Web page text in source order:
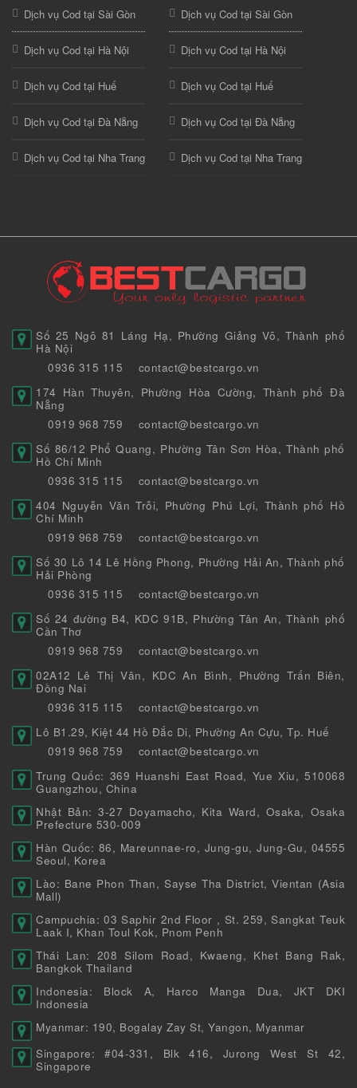
Dịch vụ Cod tại Sài Gòn
Dịch vụ Cod tại Hà Nội
Dịch vụ Cod tại Huế
Dịch vụ Cod tại Đà Nẵng
Dịch vụ Cod tại Nha Trang
Dịch vụ Cod tại Sài Gòn
Dịch vụ Cod tại Hà Nội
Dịch vụ Cod tại Huế
Dịch vụ Cod tại Đà Nẵng
Dịch vụ Cod tại Nha Trang
Số 25 Ngõ 81 Láng Hạ, Phường Giảng Võ, Thành phố
Hà Nội
0936 315 115
contact@bestcargo.vn
174 Hàn Thuyên, Phường Hòa Cường, Thành phố Đà
Nẵng
0919 968 759
contact@bestcargo.vn
Số 86/12 Phổ Quang, Phường Tân Sơn Hòa, Thành phố
Hồ Chí Minh
0936 315 115
contact@bestcargo.vn
404 Nguyễn Văn Trỗi, Phường Phú Lợi, Thành phố Hồ
Chí Minh
0919 968 759
contact@bestcargo.vn
Số 30 Lô 14 Lê Hồng Phong, Phường Hải An, Thành phố
Hải Phòng
0936 315 115
contact@bestcargo.vn
Số 24 đường B4, KDC 91B, Phường Tân An, Thành phố
Cần Thơ
0919 968 759
contact@bestcargo.vn
02A12 Lê Thị Vân, KDC An Bình, Phường Trấn Biên,
Đồng Nai
0936 315 115
contact@bestcargo.vn
Lô B1.29, Kiệt 44 Hồ Đắc Di, Phường An Cựu, Tp. Huế
0919 968 759
contact@bestcargo.vn
Trung Quốc: 369 Huanshi East Road, Yue Xiu, 510068
Guangzhou, China
Nhật Bản: 3-27 Doyamacho, Kita Ward, Osaka, Osaka
Prefecture 530-009
Hàn Quốc: 86, Mareunnae-ro, Jung-gu, Jung-Gu, 04555
Seoul, Korea
Lào: Bane Phon Than, Sayse Tha District, Vientan (Asia
Mall)
Campuchia: 03 Saphir 2nd Floor , St. 259, Sangkat Teuk
Laak I, Khan Toul Kok, Pnom Penh
Thái Lan: 208 Silom Road, Kwaeng, Khet Bang Rak,
Bangkok Thailand
Indonesia: Block A, Harco Manga Dua, JKT DKI
Indonesia
Myanmar: 190, Bogalay Zay St, Yangon, Myanmar
Singapore: #04-331, Blk 416, Jurong West St 42,
Singapore